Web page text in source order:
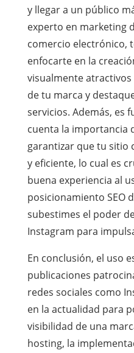
y llegar a un público
experto en marketing
comercio electrónico,
enfocarte en la
visualmente
de tu marca y
servicios. Además, es
cuenta la importancia
garantizar que tu sitio
y eficiente, lo cual es
buena experiencia al
posicionamiento SEO
subestimes el poder
Instagram para
En conclusión, el uso
publicaciones
redes sociales como
en la actualidad para
visibilidad de una
hosting, la